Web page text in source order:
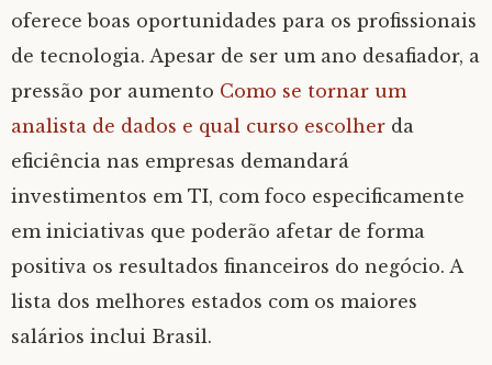
oferece boas oportunidades para os profissionais
de tecnologia. Apesar de ser um ano desafiador, a
pressão por aumento Como se tornar um
analista de dados e qual curso escolher da
eficiência nas empresas demandará
investimentos em TI, com foco especificamente
em iniciativas que poderão afetar de forma
positiva os resultados financeiros do negócio. A
lista dos melhores estados com os maiores
salários inclui Brasil.